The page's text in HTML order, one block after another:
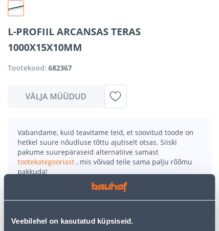
Veebilehel on kasutatud küpsiseid.
L-PROFIIL ARCANSAS TERAS
1000X15X10MM
Tootekood: 682367
VÄLJA MÜÜDUD
Vabandame, kuid teavitame teid, et soovitud toode on
hetkel suure nõudluse tõttu ajutiselt otsas. Siiski
pakume suurepäraseid alternatiive samast
tootekategooriast , mis võivad teile sama palju rõõmu
pakkuda!
Teie ostlemisrõõm ei pea aga siin lõppema - oma
uurimistööd saate jätkata, naastes
kasutades meie võimsat otsingufunktsiooni, et leida